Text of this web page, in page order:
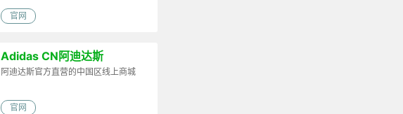
官网
Adidas CN阿迪达斯
阿迪达斯官方直营的中国区线上商城
官网